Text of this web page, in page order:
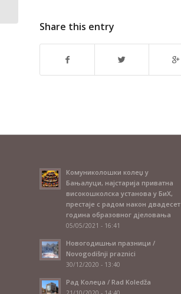
Share this entry
Комуниколошки колеџ у
Бањалуци, најстарија приватна
високошколска установа у БиХ,
престаје с радом након двадесет
година образовног дјеловања
05/05/2021 - 16:41
Новогодишњи празници /
Novogodišnji praznici
30/12/2020 - 13:40
Рад Колеџа / Rad Koledža